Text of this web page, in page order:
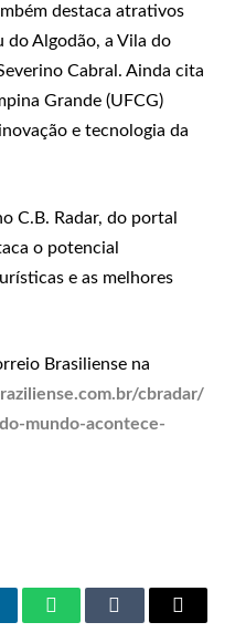
destaca atrativos
do Algodão, a Vila do
Cabral. Ainda cita
Grande (UFCG)
e tecnologia da
C.B. Radar, do portal
o potencial
e as melhores
Brasiliense na
cbradar/
mundo-acontece-
WhatsAppTumblr Copy